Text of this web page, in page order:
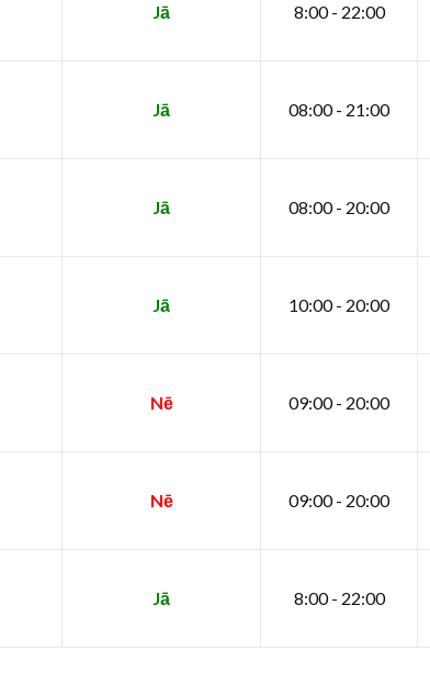
Jā 8:00 - 22:00
Jā 08:00 - 21:00
Jā 08:00 - 20:00
Jā 10:00 - 20:00
Nē 09:00 - 20:00
Nē 09:00 - 20:00
Jā 8:00 - 22:00